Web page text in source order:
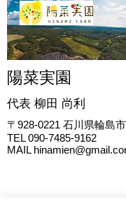
陽菜実園
代表 柳田 尚利
〒928-0221 石川県輪島
TEL090-7485-9162
MAIL